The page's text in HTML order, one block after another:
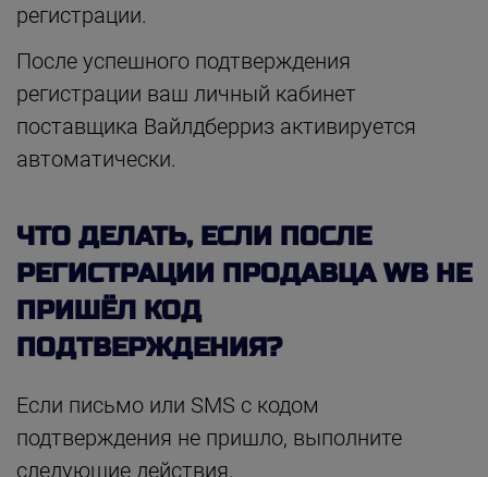
регистрации.
После успешного подтверждения
регистрации ваш личный кабинет
поставщика Вайлдберриз активируется
автоматически.
ЧТО ДЕЛАТЬ, ЕСЛИ ПОСЛЕ
РЕГИСТРАЦИИ ПРОДАВЦА WB НЕ
ПРИШЁЛ КОД
ПОДТВЕРЖДЕНИЯ?
Если письмо или SMS с кодом
подтверждения не пришло, выполните
следующие действия.